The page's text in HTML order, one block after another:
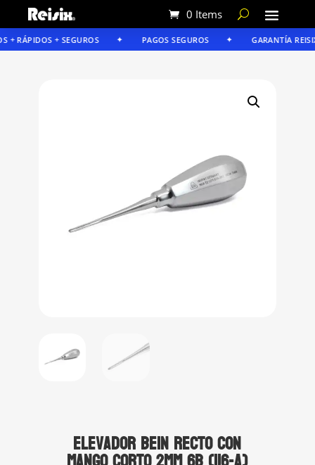
0 Items
+ RÁPIDOS + SEGUROS PAGOS SEGUROS GARANTÍA REISIX
Elevador Bein recto con